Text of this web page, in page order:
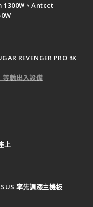
1300W、Antect
REVENGER PRO 8K
輸出入設備
上
率先調漲主機板